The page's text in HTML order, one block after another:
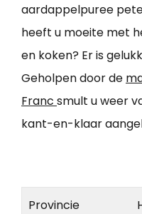
aardappelpuree
heeft u moeite met
en koken? Er is
Geholpen door de
Franc smult u weer
kant-en-klaar
Provincie